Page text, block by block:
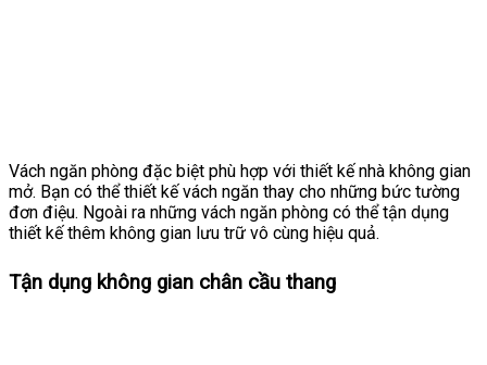
Vách ngăn phòng đặc biệt phù hợp với thiết kế nhà không gian
mở. Bạn có thể thiết kế vách ngăn thay cho những bức tường
đơn điệu. Ngoài ra những vách ngăn phòng có thể tận dụng
thiết kế thêm không gian lưu trữ vô cùng hiệu quả.
Tận dụng không gian chân cầu thang